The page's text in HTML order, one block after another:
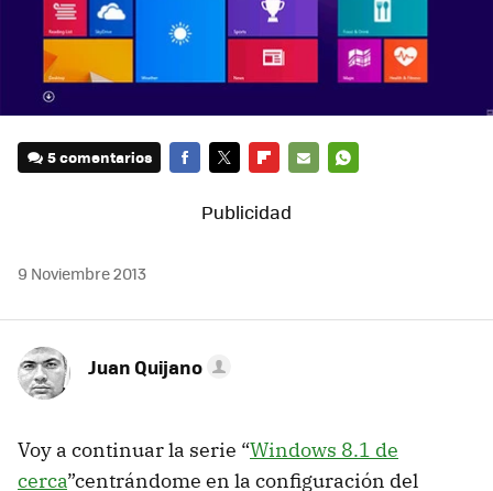
5 comentarios
MAIL
9 Noviembre 2013
Juan Quijano
Voy a continuar la serie “Windows 8.1 de
cerca”centrándome en la configuración del